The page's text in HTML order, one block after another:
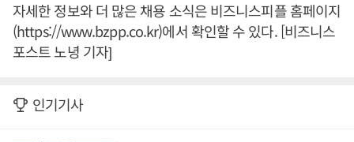
자세한 정보와 더 많은 채용 소식은 비즈니스피플 홈페이지
(https://www.bzpp.co.kr)에서 확인할 수 있다. [비즈니스
포스트 노녕 기자]
인기기사